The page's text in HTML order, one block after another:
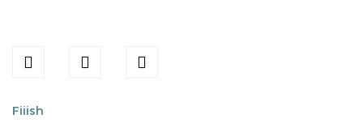
Fiiish